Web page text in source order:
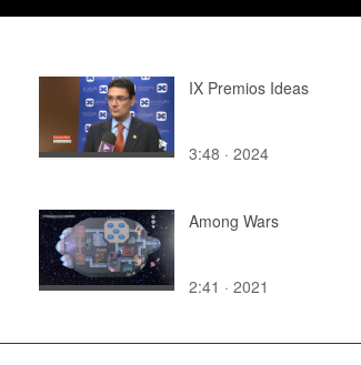
IX Premios Ideas
3:48 · 2024
Among Wars
2:41 · 2021